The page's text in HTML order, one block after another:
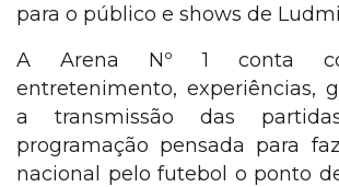
para o público e shows de
A Arena Nº 1 conta
entretenimento, experiências,
a transmissão das
programação pensada para
nacional pelo futebol o ponto